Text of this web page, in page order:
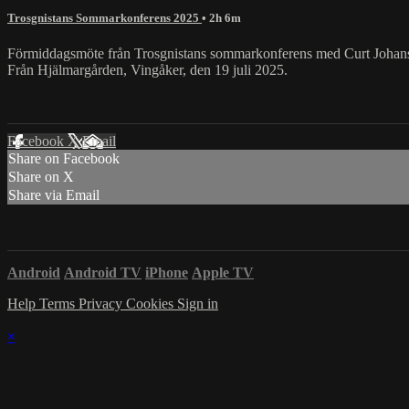
Trosgnistans Sommarkonferens 2025 • 2h 6m
Förmiddagsmöte från Trosgnistans sommarkonferens med Curt
Från Hjälmargården, Vingåker, den 19 juli 2025.
Facebook XEmail
Share on Facebook
Share on X
Share via Email
Android Android TV iPhone Apple TV
Help Terms Privacy Cookies Sign in
×